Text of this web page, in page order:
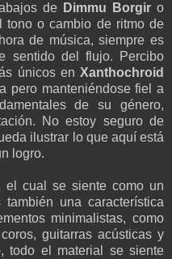
de Dimmu Borgir o
tono o cambio de ritmo de
de música, siempre es
sentido del flujo. Percibo
únicos en Xanthochroid
pero manteniéndose fiel a
de su género,
No estoy seguro de
ilustrar lo que aquí está
logro.
el cual se siente como un
una característica
minimalistas, como
guitarras acústicas y
todo el material se siente